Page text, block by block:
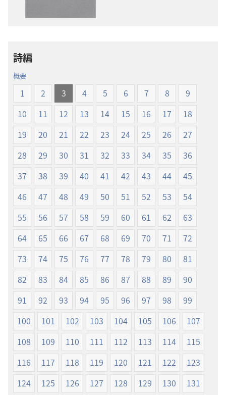
プ
ショ
新
界
書
（2019
年
改
版）
プ
ショ
新
界
書
（2019
年
改
版）
詩編
概要
1 2 3 4 5 6 7 8
9
10
11 12 13 14 15 16 17
18
19
20 21 22 23 24 25 26
27
28
29 30 31 32 33 34 35
36
37
38 39 40 41 42 43 44
45
46
47 48 49 50 51 52 53
54
55
56 57 58 59 60 61 62
63
64
65 66 67 68 69 70 71
72
73
74 75 76 77 78 79 80
81
82
83 84 85 86 87 88 89
90
91
92 93 94 95 96 97 98
99
100
101 102 103 104 105 106
107
108
109 110 111 112 113 114
115
116
117 118 119 120 121 122
123
124
125 126 127 128 129 130
131